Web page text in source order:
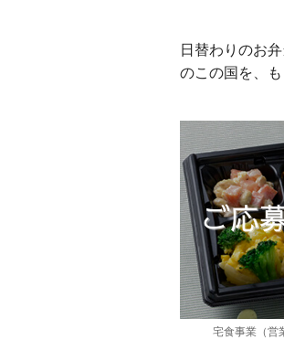
日替わりのお
のこの国を、
宅食事業（営